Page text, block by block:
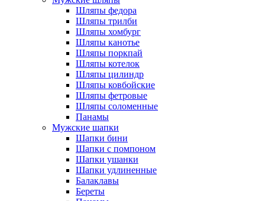
Шляпы федора
Шляпы трилби
Шляпы хомбург
Шляпы канотье
Шляпы поркпай
Шляпы котелок
Шляпы цилиндр
Шляпы ковбойские
Шляпы фетровые
Шляпы соломенные
Панамы
Мужские шапки
Шапки бини
Шапки с помпоном
Шапки ушанки
Шапки удлиненные
Балаклавы
Береты